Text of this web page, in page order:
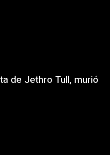
de Jethro Tull, murió